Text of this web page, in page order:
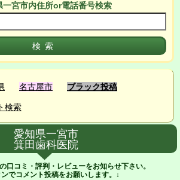
一宮市内住所or電話番号検索
名古屋市 ブラック投稿
検索
愛知県一宮市
箕田歯科医院
口コミ・評判・レビューをお知らせ下さい。
でコメント投稿をお願いします。↓